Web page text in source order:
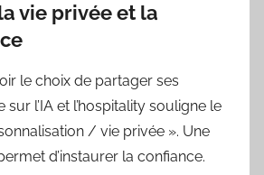
vie privée et la
le choix de partager ses
sur l’IA et l’hospitality souligne le
/ vie privée ». Une
d’instaurer la confiance.